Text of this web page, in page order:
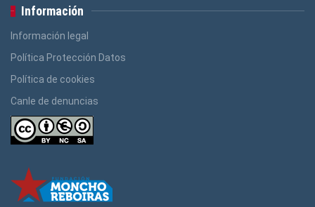
Información
Información legal
Política Protección Datos
Política de cookies
Canle de denuncias